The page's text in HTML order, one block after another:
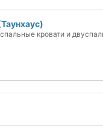
кровати и